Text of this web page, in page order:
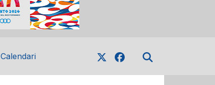
Calendari